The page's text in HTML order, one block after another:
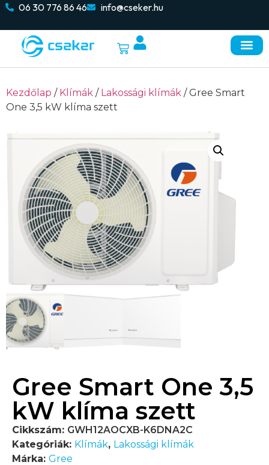
06 30 776 86 46 info@cseker.hu
Kezdőlap / Klímák / Lakossági klímák / Gree Smart
One 3,5 kW klíma szett
Gree Smart One 3,5
kW klíma szett
Cikkszám: GWH12AOCXB-K6DNA2C
Kategóriák: Klímák, Lakossági klímák
Márka: Gree